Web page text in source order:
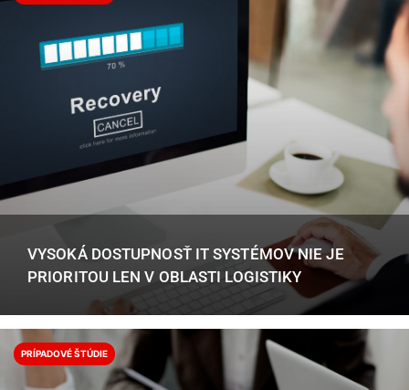
VYSOKÁ DOSTUPNOSŤ IT SYSTÉMOV NIE JE
PRIORITOU LEN V OBLASTI LOGISTIKY
PRÍPADOVÉ ŠTÚDIE